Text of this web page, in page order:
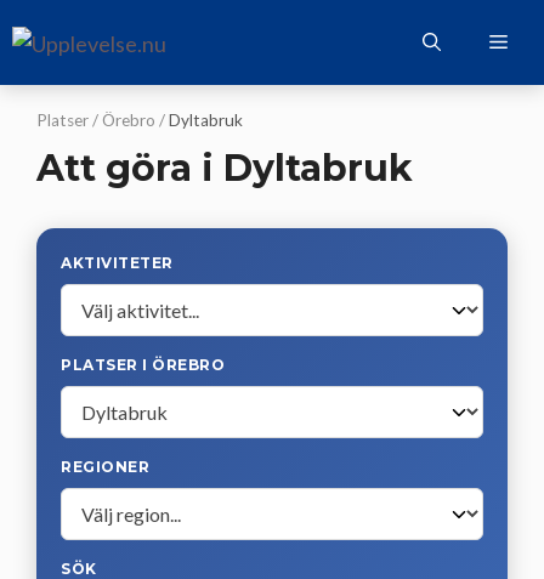
till
innehåll
Platser/ Örebro /Dyltabruk
Att göra i Dyltabruk
AKTIVITETER
PLATSER I ÖREBRO
REGIONER
SÖK